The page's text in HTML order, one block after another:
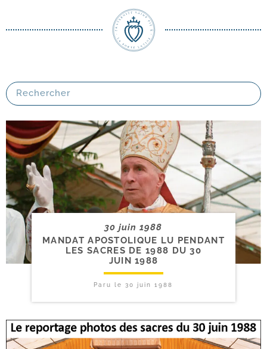
30 juin 1988
MANDAT APOSTOLIQUE LU PENDANT
LES SACRES DE 1988 DU 30
JUIN 1988
Paru le30 juin 1988